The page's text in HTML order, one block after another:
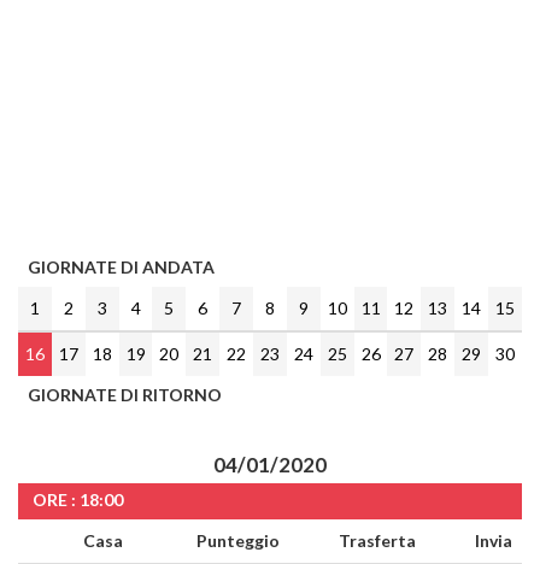
GIORNATE DI ANDATA
1
2 3 4 5 6 7 8 9 10 11 12 13 14 15
16 17 18 19 20 21 22 23 24 25 26 27 28 29
30
GIORNATE DI RITORNO
04/01/2020
ORE : 18:00
Casa
Punteggio Trasferta Invia